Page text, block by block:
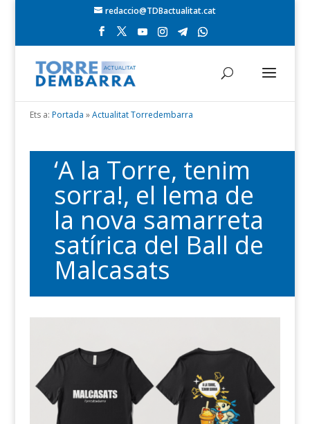
redaccio@TDBactualitat.cat
Ets a: Portada »Actualitat Torredembarra
‘A la Torre, tenim
sorra!, el lema de
la nova samarreta
satírica del Ball de
Malcasats